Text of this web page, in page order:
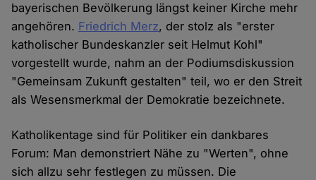
bayerischen Bevölkerung längst keiner Kirche mehr
angehören. Friedrich Merz, der stolz als "erster
katholischer Bundeskanzler seit Helmut Kohl"
vorgestellt wurde, nahm an der Podiumsdiskussion
"Gemeinsam Zukunft gestalten" teil, wo er den Streit
als Wesensmerkmal der Demokratie bezeichnete.
Katholikentage sind für Politiker ein dankbares
Forum: Man demonstriert Nähe zu "Werten", ohne
sich allzu sehr festlegen zu müssen. Die